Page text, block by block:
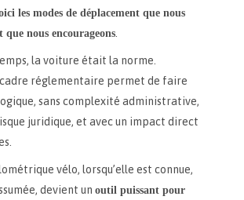
les modes de déplacement que nous
que nous encourageons.
la voiture était la norme.
cadre réglementaire permet de faire
sans complexité administrative,
juridique, et avec un impact direct
vélo, lorsqu’elle est connue,
devient un outil puissant pour